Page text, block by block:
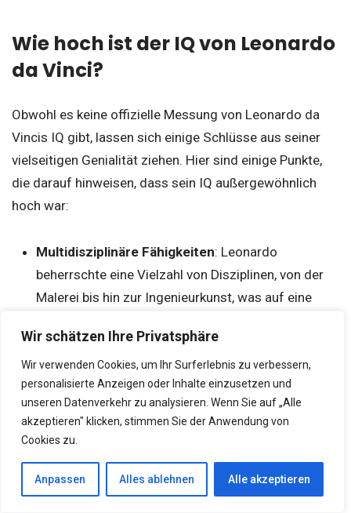
Wir schätzen Ihre Privatsphäre
Wir verwenden Cookies, um Ihr Surferlebnis zu verbessern,
personalisierte Anzeigen oder Inhalte einzusetzen und
unseren Datenverkehr zu analysieren. Wenn Sie auf „Alle
akzeptieren" klicken, stimmen Sie der Anwendung von
Cookies zu.
Anpassen Alles ablehnen Alle akzeptieren
Wie hoch ist der IQ von Leonardo
da Vinci?
Obwohl es keine offizielle Messung von Leonardo da
Vincis IQ gibt, lassen sich einige Schlüsse aus seiner
vielseitigen Genialität ziehen. Hier sind einige Punkte,
die darauf hinweisen, dass sein IQ außergewöhnlich
hoch war:
Multidisziplinäre Fähigkeiten: Leonardo
beherrschte eine Vielzahl von Disziplinen, von der
Malerei bis hin zur Ingenieurkunst, was auf eine
Kreativität und Innovation: Viele seiner
Erfindungen und Designs, wie der Flugapparat oder
der Panzer, waren seiner Zeit weit voraus.
methodische Herangehensweise an Probleme, die
Integration von Kunst und Wissenschaft und die